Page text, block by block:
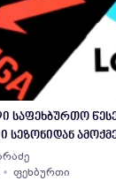
საფეხბურთო
ფეხბურთი